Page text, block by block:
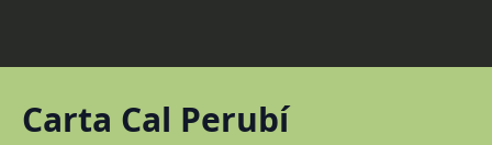
Carta Cal Perubí